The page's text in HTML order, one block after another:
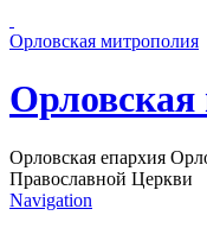
Орловская митрополия
Орловская епархия
Православной Церкви
Navigation